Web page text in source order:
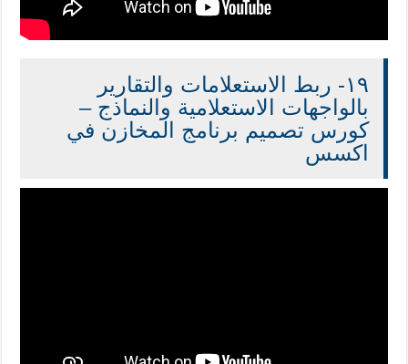
١٩- ربط الاستعلامات والتقارير
بالواجهات الاستعلامية والنماذج –
كورس تصميم برنامج المخازن في
اكسس